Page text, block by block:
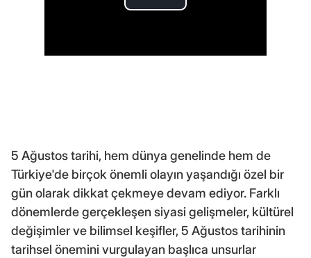
5 Ağustos tarihi, hem dünya genelinde hem de
Türkiye'de birçok önemli olayın yaşandığı özel bir
gün olarak dikkat çekmeye devam ediyor. Farklı
dönemlerde gerçekleşen siyasi gelişmeler, kültürel
değişimler ve bilimsel keşifler, 5 Ağustos tarihinin
tarihsel önemini vurgulayan başlıca unsurlar